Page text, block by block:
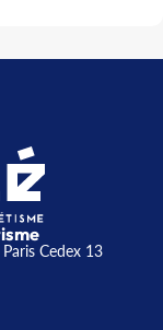
Cedex 13